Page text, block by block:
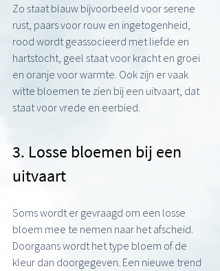
Zo staat blauw bijvoorbeeld voor serene
rust, paars voor rouw en ingetogenheid,
rood wordt geassocieerd met liefde en
hartstocht, geel staat voor kracht en groei
en oranje voor warmte. Ook zijn er vaak
witte bloemen te zien bij een uitvaart, dat
staat voor vrede en eerbied.
3. Losse bloemen bij een
uitvaart
Soms wordt er gevraagd om een losse
bloem mee te nemen naar het afscheid.
Doorgaans wordt het type bloem of de
kleur dan doorgegeven. Een nieuwe trend